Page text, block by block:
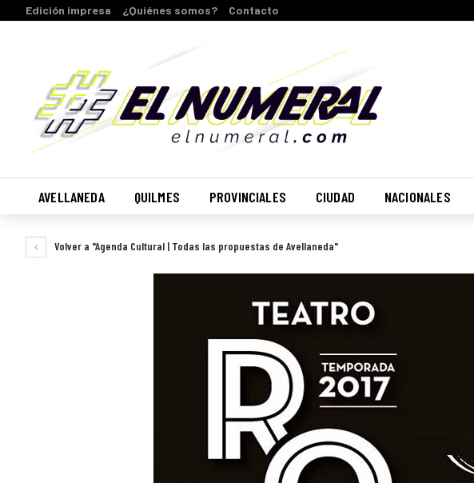
Edición impresa ¿Quiénes somos? Contacto
AVELLANEDA QUILMES PROVINCIALES CIUDAD NACIONALES
Volver a "Agenda Cultural | Todas las propuestas de Avellaneda"